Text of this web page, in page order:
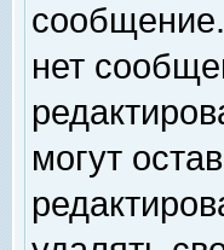
нет
могут